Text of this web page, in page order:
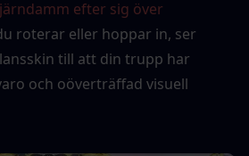
efter sig över
roterar eller hoppar in, ser
till att din trupp har
och oöverträffad visuell